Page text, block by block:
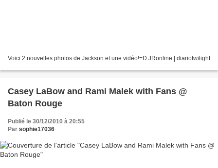
Voici 2 nouvelles photos de Jackson et une vidéo!=D JRonline | diariotwilight
Casey LaBow and Rami Malek with Fans @
Baton Rouge
Publié le 30/12/2010 à 20:55
Par sophie17036